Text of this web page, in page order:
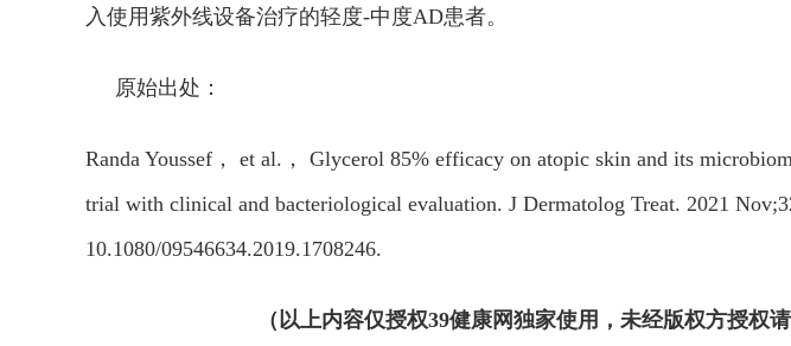
入使用紫外线设备治疗的轻度-中度AD患者。
原始出处：
Randa Youssef， et al.， Glycerol 85% efficacy on atopic skin and its
trial with clinical and bacteriological evaluation. J Dermatolog Treat. 2021
10.1080/09546634.2019.1708246.
（以上内容仅授权39健康网独家使用，未经版权方授权请